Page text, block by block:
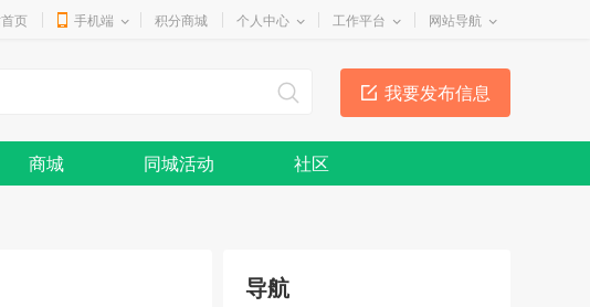
页 手机端 积分商城 个人中心 工作平台 网站导航
我要发布信息
商城 同城活动 社区
导航